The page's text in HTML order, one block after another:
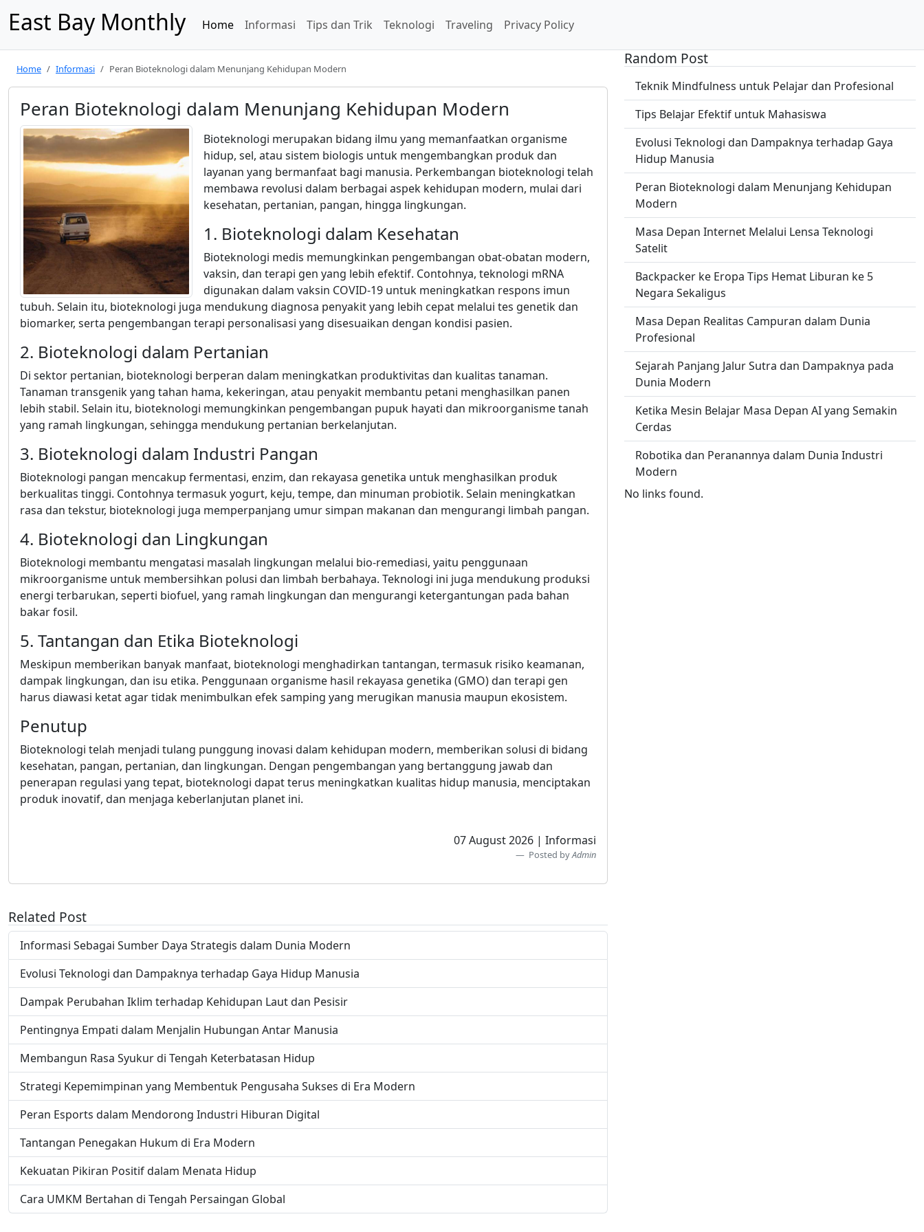
East Bay Monthly Home Informasi Tips dan Trik Teknologi Traveling Privacy Policy
Home Informasi Peran Bioteknologi dalam Menunjang Kehidupan Modern
Peran Bioteknologi dalam Menunjang Kehidupan Modern
Bioteknologi merupakan bidang ilmu yang memanfaatkan organisme
hidup, sel, atau sistem biologis untuk mengembangkan produk dan
layanan yang bermanfaat bagi manusia. Perkembangan bioteknologi telah
membawa revolusi dalam berbagai aspek kehidupan modern, mulai dari
kesehatan, pertanian, pangan, hingga lingkungan.
1. Bioteknologi dalam Kesehatan
Bioteknologi medis memungkinkan pengembangan obat-obatan modern,
vaksin, dan terapi gen yang lebih efektif. Contohnya, teknologi mRNA
digunakan dalam vaksin COVID-19 untuk meningkatkan respons imun
tubuh. Selain itu, bioteknologi juga mendukung diagnosa penyakit yang lebih cepat melalui tes genetik dan
biomarker, serta pengembangan terapi personalisasi yang disesuaikan dengan kondisi pasien.
2. Bioteknologi dalam Pertanian
Di sektor pertanian, bioteknologi berperan dalam meningkatkan produktivitas dan kualitas tanaman.
Tanaman transgenik yang tahan hama, kekeringan, atau penyakit membantu petani menghasilkan panen
lebih stabil. Selain itu, bioteknologi memungkinkan pengembangan pupuk hayati dan mikroorganisme tanah
yang ramah lingkungan, sehingga mendukung pertanian berkelanjutan.
3. Bioteknologi dalam Industri Pangan
Bioteknologi pangan mencakup fermentasi, enzim, dan rekayasa genetika untuk menghasilkan produk
berkualitas tinggi. Contohnya termasuk yogurt, keju, tempe, dan minuman probiotik. Selain meningkatkan
rasa dan tekstur, bioteknologi juga memperpanjang umur simpan makanan dan mengurangi limbah pangan.
4. Bioteknologi dan Lingkungan
Bioteknologi membantu mengatasi masalah lingkungan melalui bio-remediasi, yaitu penggunaan
mikroorganisme untuk membersihkan polusi dan limbah berbahaya. Teknologi ini juga mendukung produksi
energi terbarukan, seperti biofuel, yang ramah lingkungan dan mengurangi ketergantungan pada bahan
bakar fosil.
5. Tantangan dan Etika Bioteknologi
Meskipun memberikan banyak manfaat, bioteknologi menghadirkan tantangan, termasuk risiko keamanan,
dampak lingkungan, dan isu etika. Penggunaan organisme hasil rekayasa genetika (GMO) dan terapi gen
harus diawasi ketat agar tidak menimbulkan efek samping yang merugikan manusia maupun ekosistem.
Penutup
Bioteknologi telah menjadi tulang punggung inovasi dalam kehidupan modern, memberikan solusi di bidang
kesehatan, pangan, pertanian, dan lingkungan. Dengan pengembangan yang bertanggung jawab dan
penerapan regulasi yang tepat, bioteknologi dapat terus meningkatkan kualitas hidup manusia, menciptakan
produk inovatif, dan menjaga keberlanjutan planet ini.
07 August 2026 | Informasi
Posted byAdmin
Related Post
Informasi Sebagai Sumber Daya Strategis dalam Dunia Modern
Evolusi Teknologi dan Dampaknya terhadap Gaya Hidup Manusia
Dampak Perubahan Iklim terhadap Kehidupan Laut dan Pesisir
Pentingnya Empati dalam Menjalin Hubungan Antar Manusia
Membangun Rasa Syukur di Tengah Keterbatasan Hidup
Strategi Kepemimpinan yang Membentuk Pengusaha Sukses di Era Modern
Peran Esports dalam Mendorong Industri Hiburan Digital
Tantangan Penegakan Hukum di Era Modern
Kekuatan Pikiran Positif dalam Menata Hidup
Cara UMKM Bertahan di Tengah Persaingan Global
Random Post
Teknik Mindfulness untuk Pelajar dan Profesional
Tips Belajar Efektif untuk Mahasiswa
Evolusi Teknologi dan Dampaknya terhadap Gaya
Hidup Manusia
Peran Bioteknologi dalam Menunjang Kehidupan
Modern
Masa Depan Internet Melalui Lensa Teknologi
Satelit
Backpacker ke Eropa Tips Hemat Liburan ke 5
Negara Sekaligus
Masa Depan Realitas Campuran dalam Dunia
Profesional
Sejarah Panjang Jalur Sutra dan Dampaknya pada
Dunia Modern
Ketika Mesin Belajar Masa Depan AI yang Semakin
Cerdas
Robotika dan Peranannya dalam Dunia Industri
Modern
No links found.